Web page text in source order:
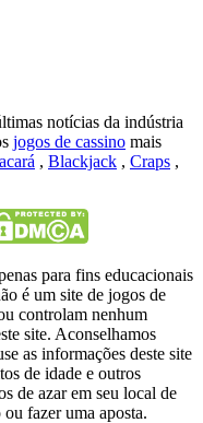
notícias da indústria
jogos de cassino mais
, Blackjack , Craps ,
para fins educacionais
é um site de jogos de
controlam nenhum
site. Aconselhamos
as informações deste site
de idade e outros
de azar em seu local de
fazer uma aposta.